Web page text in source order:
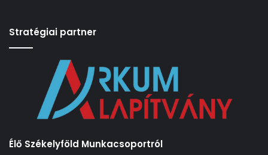
Stratégiai partner
Élő Székelyföld Munkacsoportról